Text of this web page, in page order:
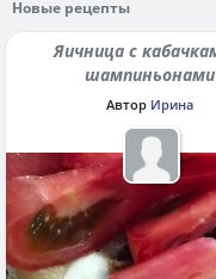
Новые рецепты
Яичница с кабачками и
шампиньонами
Автор Ирина